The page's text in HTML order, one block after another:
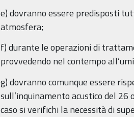
e) dovranno essere predisposti
atmosfera;
f) durante le operazioni di
provvedendo nel contempo
g) dovranno comunque essere
sull’inquinamento acustico del
caso si verifichi la necessità di